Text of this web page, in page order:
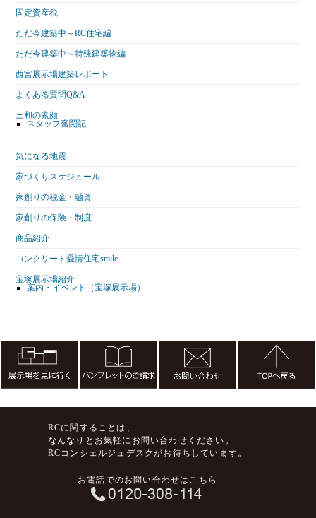
固定資産税
ただ今建築中～RC住宅編
ただ今建築中～特殊建築物編
西宮展示場建築レポート
よくある質問Q&A
三和の素顔
スタッフ奮闘記
気になる地震
家づくりスケジュール
家創りの税金・融資
家創りの保険・制度
商品紹介
コンクリート愛情住宅smile
宝塚展示場紹介
案内・イベント（宝塚展示場）
RCに関することは、
なんなりとお気軽にお問い合わせください。
RCコンシェルジュデスクがお待ちしています。
お電話でのお問い合わせはこちら